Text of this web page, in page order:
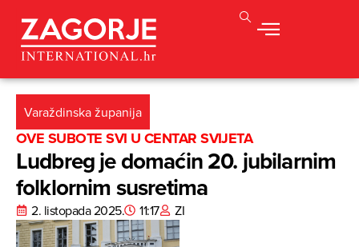
Varaždinska županija
OVE SUBOTE SVI U CENTAR SVIJETA
Ludbreg je domaćin 20. jubilarnim
folklornim susretima
2. listopada 2025. 11:17 ZI